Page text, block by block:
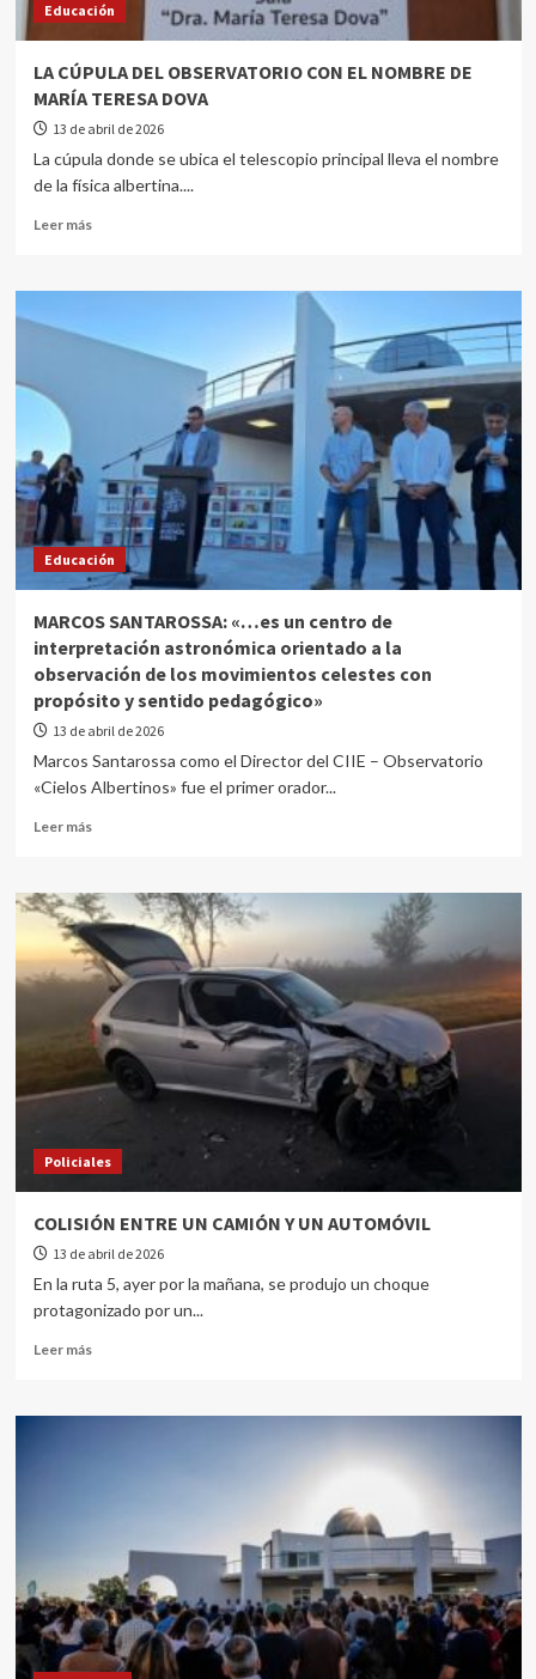
Educación
LA CÚPULA DEL OBSERVATORIO CON EL NOMBRE DE
MARÍA TERESA DOVA
13 de abril de 2026
La cúpula donde se ubica el telescopio principal lleva el nombre
de la física albertina....
Leer más
Educación
MARCOS SANTAROSSA: «…es un centro de
interpretación astronómica orientado a la
observación de los movimientos celestes con
propósito y sentido pedagógico»
13 de abril de 2026
Marcos Santarossa como el Director del CIIE – Observatorio
«Cielos Albertinos» fue el primer orador...
Leer más
Policiales
COLISIÓN ENTRE UN CAMIÓN Y UN AUTOMÓVIL
13 de abril de 2026
En la ruta 5, ayer por la mañana, se produjo un choque
protagonizado por un...
Leer más